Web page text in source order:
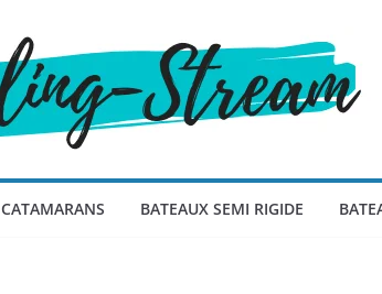
CATAMARANS BATEAUX SEMI RIGIDE